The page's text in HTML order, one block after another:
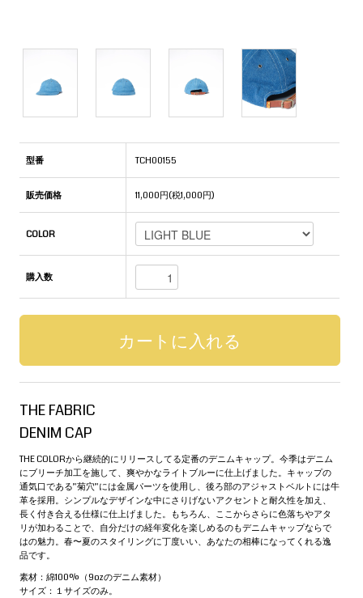
型番 TCH00155
販売価格 11,000円(税1,000円)
COLOR
購入数
THE FABRIC
DENIM CAP
THE COLORから継続的にリリースしてる定番のデニムキャップ。今季はデニム
にブリーチ加工を施して、爽やかなライトブルーに仕上げました。キャップの
通気口である”菊穴”には金属パーツを使用し、後ろ部のアジャストベルトには牛
革を採用。シンプルなデザインな中にさりげないアクセントと耐久性を加え、
長く付き合える仕様に仕上げました。もちろん、ここからさらに色落ちやアタ
リが加わることで、自分だけの経年変化を楽しめるのもデニムキャップならで
はの魅力。春〜夏のスタイリングに丁度いい、あなたの相棒になってくれる逸
品です。
素材：綿100%（9ozのデニム素材）
サイズ：１サイズのみ。